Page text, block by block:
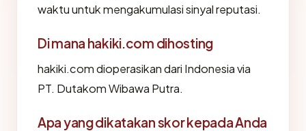
waktu untuk mengakumulasi sinyal reputasi.
Di mana hakiki.com dihosting
hakiki.com dioperasikan dari Indonesia via
PT. Dutakom Wibawa Putra.
Apa yang dikatakan skor kepada Anda